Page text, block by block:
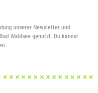
unserer Newsletter und
Waldsee genutzt. Du kannst